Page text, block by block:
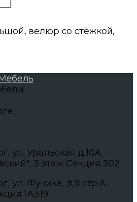
велюр со стёжкой,
ул. Уральская д.10А,
3 этаж Секция 302
ул. Фучика, д.9 стр.А.
1А.519